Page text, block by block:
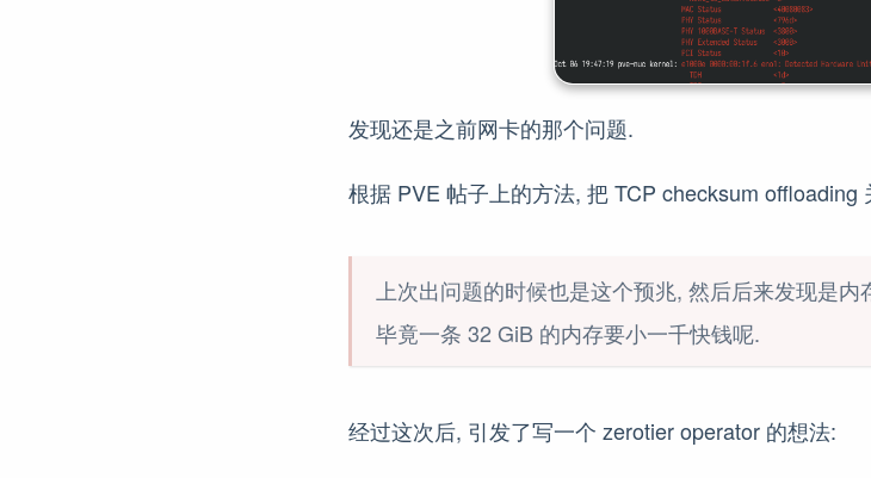
发现还是之前网卡的那个问题.
根据 PVE 帖子上的方法, 把 TCP checksum offloading
上次出问题的时候也是这个预兆, 然后后来发现是
毕竟一条 32 GiB 的内存要小一千快钱呢.
经过这次后, 引发了写一个 zerotier operator 的想法: